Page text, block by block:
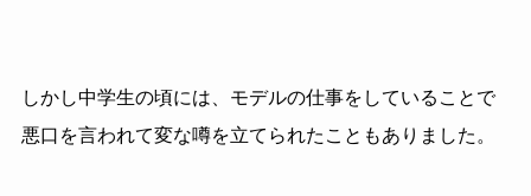
しかし中学生の頃には、モデルの仕事をしていることで
悪口を言われて変な噂を立てられたこともありました。